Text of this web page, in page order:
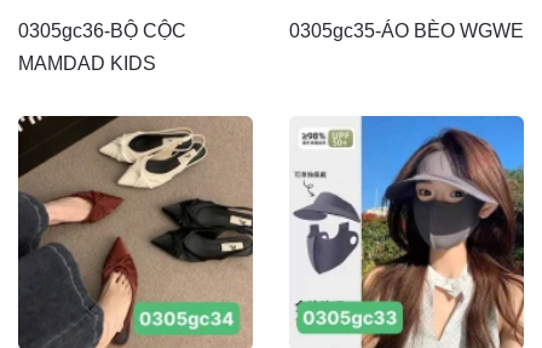
0305gc36-BỘ CỘC
MAMDAD KIDS
0305gc35-ÁO BÈO WGWE